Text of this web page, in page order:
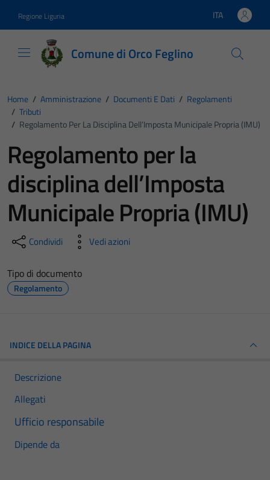
Regione Liguria Lingua attiva:
ITA
Comune di Orco Feglino
Home / Amministrazione / Documenti E Dati / Regolamenti
/ Tributi
/ Regolamento Per La Disciplina Dell’Imposta Municipale Propria (IMU)
Regolamento per la
disciplina dell’Imposta
Municipale Propria (IMU)
Condividi Vedi azioni
Tipo di documento
Regolamento
INDICE DELLA PAGINA
Descrizione
Allegati
Ufficio responsabile
Dipende da